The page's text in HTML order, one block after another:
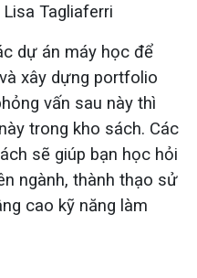
Tagliaferri
dự án máy học để
xây dựng portfolio
vấn sau này thì
trong kho sách. Các
sẽ giúp bạn học hỏi
ngành, thành thạo sử
cao kỹ năng làm